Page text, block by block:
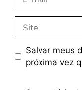
Salvar meus
próxima vez